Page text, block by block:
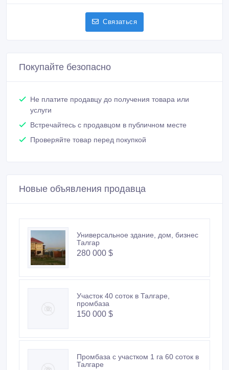
Связаться
Покупайте безопасно
Не платите продавцу до получения товара или
услуги
Встречайтесь с продавцом в публичном месте
Проверяйте товар перед покупкой
Новые объявления продавца
Универсальное здание, дом, бизнес
Талгар
280 000 $
Участок 40 соток в Талгаре,
промбаза
150 000 $
Промбаза с участком 1 га 60 соток в
Талгаре